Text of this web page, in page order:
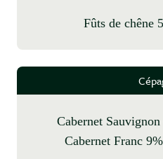
fûts de chêne
Cabernet Sauvignon 69%, Merlot 21%,
Cabernet Franc